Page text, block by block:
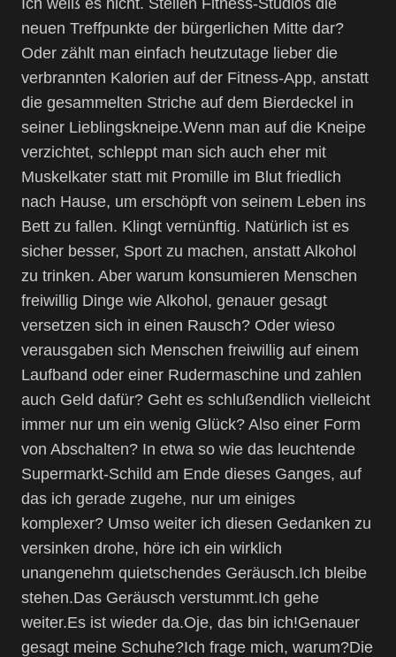
neuen Treffpunkte der bürgerlichen Mitte dar?
Oder zählt man einfach heutzutage lieber die
verbrannten Kalorien auf der Fitness-App, anstatt
die gesammelten Striche auf dem Bierdeckel in
seiner Lieblingskneipe.Wenn man auf die Kneipe
verzichtet, schleppt man sich auch eher mit
Muskelkater statt mit Promille im Blut friedlich
nach Hause, um erschöpft von seinem Leben ins
Bett zu fallen. Klingt vernünftig. Natürlich ist es
sicher besser, Sport zu machen, anstatt Alkohol
zu trinken. Aber warum konsumieren Menschen
freiwillig Dinge wie Alkohol, genauer gesagt
versetzen sich in einen Rausch? Oder wieso
verausgaben sich Menschen freiwillig auf einem
Laufband oder einer Rudermaschine und zahlen
auch Geld dafür? Geht es schlußendlich vielleicht
immer nur um ein wenig Glück? Also einer Form
von Abschalten? In etwa so wie das leuchtende
Supermarkt-Schild am Ende dieses Ganges, auf
das ich gerade zugehe, nur um einiges
komplexer? Umso weiter ich diesen Gedanken zu
versinken drohe, höre ich ein wirklich
unangenehm quietschendes Geräusch.Ich bleibe
stehen.Das Geräusch verstummt.Ich gehe
weiter.Es ist wieder da.Oje, das bin ich!Genauer
gesagt meine Schuhe?Ich frage mich, warum?Die